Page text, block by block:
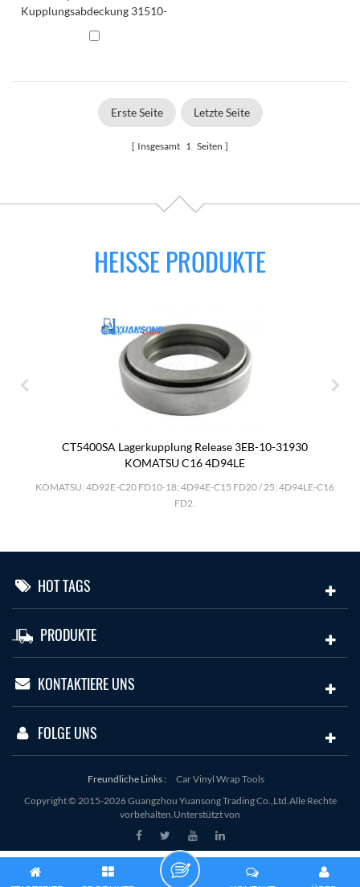
Kupplungsabdeckung 31510-
Erste Seite Letzte Seite
Insgesamt 1 Seiten
HEISSE PRODUKTE
CT5400SA Lagerkupplung Release 3EB-10-31930
KOMATSU C16 4D94LE
KOMATSU: 4D92E-C20 FD10-18; 4D94E-C15 FD20 / 25; 4D94LE-C16
FD2.
HOT TAGS
PRODUKTE
KONTAKTIERE UNS
FOLGE UNS
Freundliche Links :
Car Vinyl Wrap Tools
Copyright © 2015-2026 Guangzhou Yuansong Trading Co.,Ltd.Alle Rechte
vorbehalten.Unterstützt von